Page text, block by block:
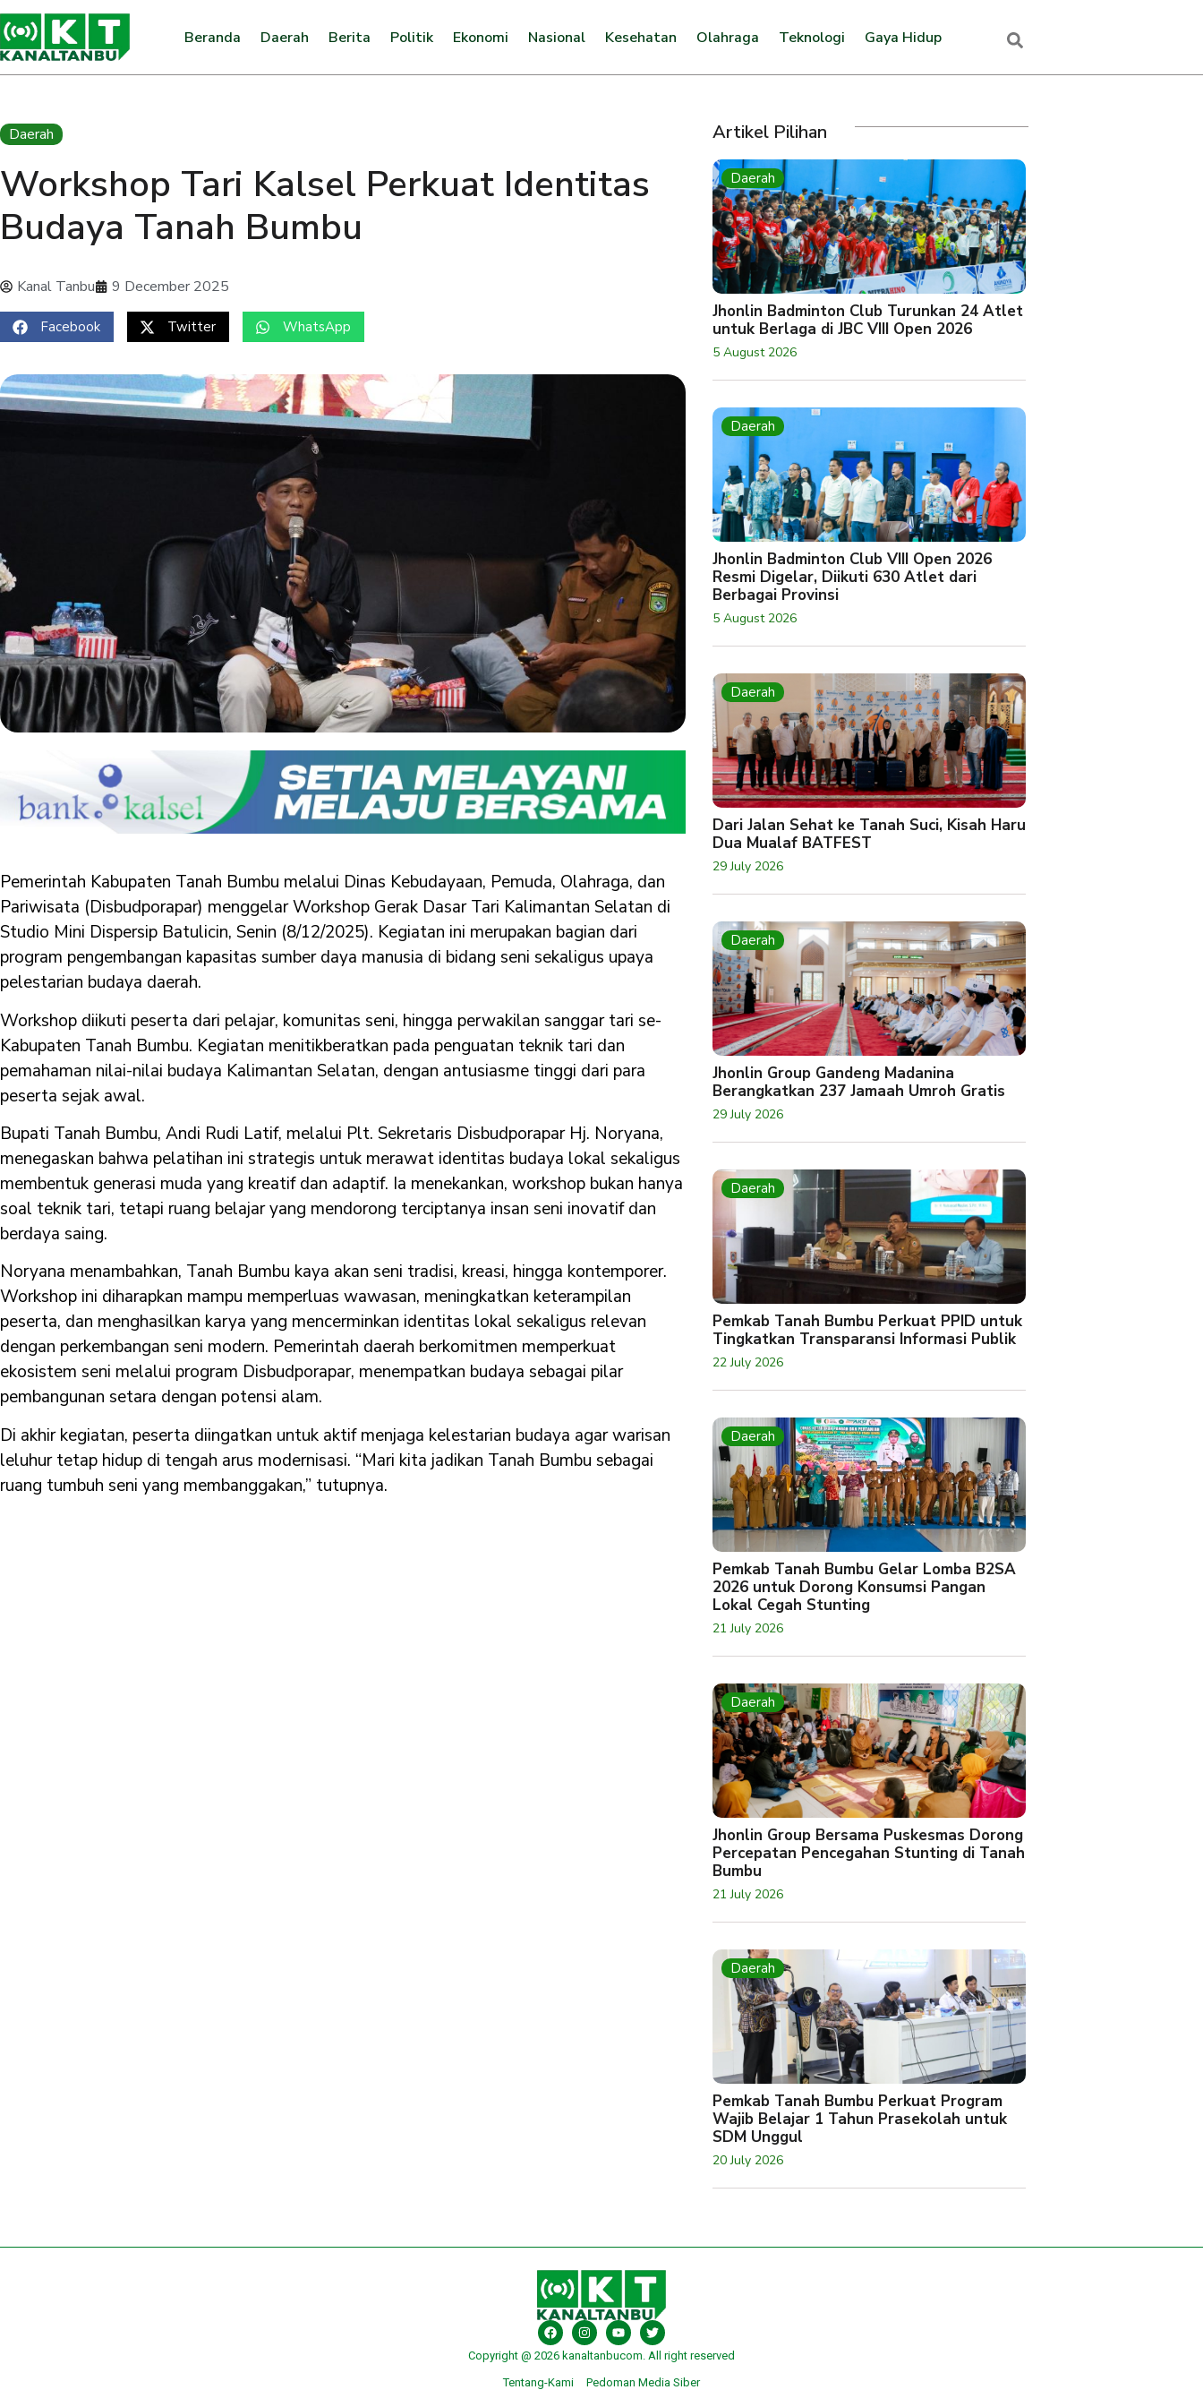
Beranda Daerah Berita Politik Ekonomi Nasional Kesehatan Olahraga Teknologi Gaya Hidup
Daerah
Workshop Tari Kalsel Perkuat Identitas
Budaya Tanah Bumbu
Kanal Tanbu 9 December 2025
Facebook Twitter WhatsApp
Pemerintah Kabupaten Tanah Bumbu melalui Dinas Kebudayaan, Pemuda, Olahraga, dan
Pariwisata (Disbudporapar) menggelar Workshop Gerak Dasar Tari Kalimantan Selatan di
Studio Mini Dispersip Batulicin, Senin (8/12/2025). Kegiatan ini merupakan bagian dari
program pengembangan kapasitas sumber daya manusia di bidang seni sekaligus upaya
pelestarian budaya daerah.
Workshop diikuti peserta dari pelajar, komunitas seni, hingga perwakilan sanggar tari se-
Kabupaten Tanah Bumbu. Kegiatan menitikberatkan pada penguatan teknik tari dan
pemahaman nilai-nilai budaya Kalimantan Selatan, dengan antusiasme tinggi dari para
peserta sejak awal.
Bupati Tanah Bumbu, Andi Rudi Latif, melalui Plt. Sekretaris Disbudporapar Hj. Noryana,
menegaskan bahwa pelatihan ini strategis untuk merawat identitas budaya lokal sekaligus
membentuk generasi muda yang kreatif dan adaptif. Ia menekankan, workshop bukan hanya
soal teknik tari, tetapi ruang belajar yang mendorong terciptanya insan seni inovatif dan
berdaya saing.
Noryana menambahkan, Tanah Bumbu kaya akan seni tradisi, kreasi, hingga kontemporer.
Workshop ini diharapkan mampu memperluas wawasan, meningkatkan keterampilan
peserta, dan menghasilkan karya yang mencerminkan identitas lokal sekaligus relevan
dengan perkembangan seni modern. Pemerintah daerah berkomitmen memperkuat
ekosistem seni melalui program Disbudporapar, menempatkan budaya sebagai pilar
pembangunan setara dengan potensi alam.
Di akhir kegiatan, peserta diingatkan untuk aktif menjaga kelestarian budaya agar warisan
leluhur tetap hidup di tengah arus modernisasi. “Mari kita jadikan Tanah Bumbu sebagai
ruang tumbuh seni yang membanggakan,” tutupnya.
Artikel Pilihan
Daerah
Jhonlin Badminton Club Turunkan 24 Atlet
untuk Berlaga di JBC VIII Open 2026
5 August 2026
Daerah
Jhonlin Badminton Club VIII Open 2026
Resmi Digelar, Diikuti 630 Atlet dari
Berbagai Provinsi
5 August 2026
Daerah
Dari Jalan Sehat ke Tanah Suci, Kisah Haru
Dua Mualaf BATFEST
29 July 2026
Daerah
Jhonlin Group Gandeng Madanina
Berangkatkan 237 Jamaah Umroh Gratis
29 July 2026
Daerah
Pemkab Tanah Bumbu Perkuat PPID untuk
Tingkatkan Transparansi Informasi Publik
22 July 2026
Daerah
Pemkab Tanah Bumbu Gelar Lomba B2SA
2026 untuk Dorong Konsumsi Pangan
Lokal Cegah Stunting
21 July 2026
Daerah
Jhonlin Group Bersama Puskesmas Dorong
Percepatan Pencegahan Stunting di Tanah
Bumbu
21 July 2026
Daerah
Pemkab Tanah Bumbu Perkuat Program
Wajib Belajar 1 Tahun Prasekolah untuk
SDM Unggul
20 July 2026
Copyright @ 2026 kanaltanbucom. All right reserved
Tentang-Kami
Pedoman Media Siber